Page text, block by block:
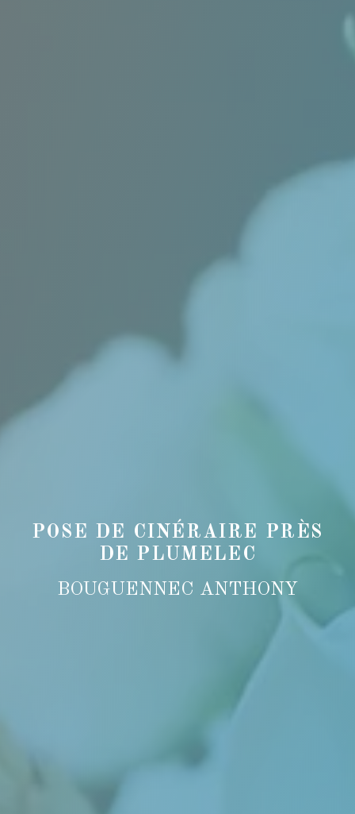
POSE DE CINÉRAIRE PRÈS
DE PLUMELEC
BOUGUENNEC ANTHONY